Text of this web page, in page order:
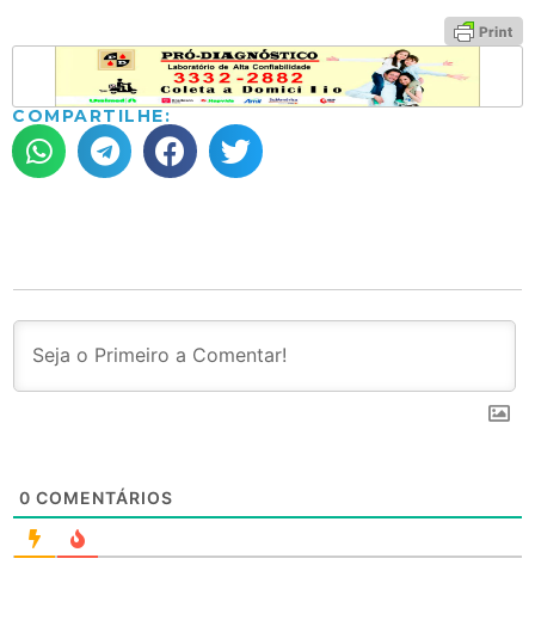
COMPARTILHE:
0 COMENTÁRIOS